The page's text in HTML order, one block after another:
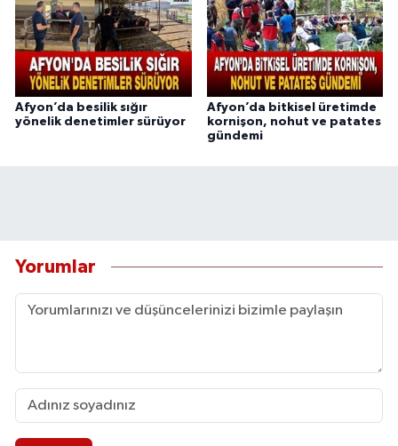
Afyon’da besilik sığır
yönelik denetimler sürüyor
Afyon’da bitkisel üretimde
kornişon, nohut ve patates
gündemi
Yorumlar